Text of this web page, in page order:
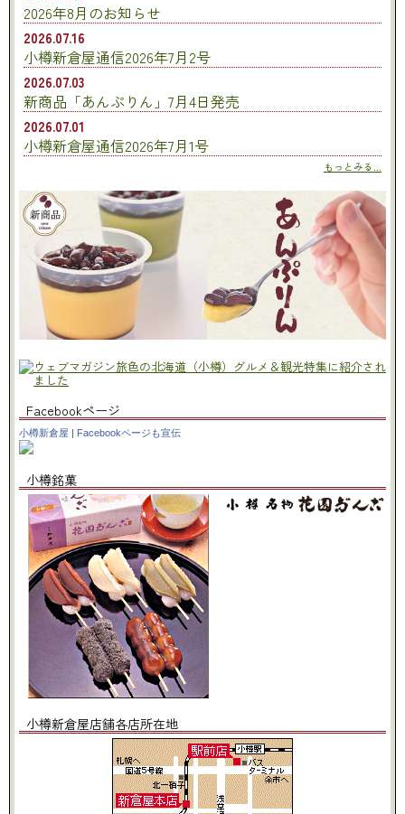
2026年8月のお知らせ
2026.07.16
小樽新倉屋通信2026年7月2号
2026.07.03
新商品「あんぷりん」7月4日発売
2026.07.01
小樽新倉屋通信2026年7月1号
もっとみる...
Facebookページ
小樽新倉屋 | Facebookページも宣伝
小樽銘菓
小樽新倉屋店舗各店所在地